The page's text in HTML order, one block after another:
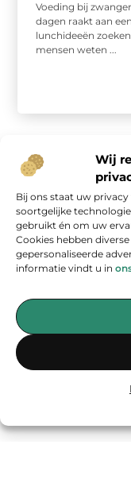
Wij
Bij ons staat uw
soortgelijke
gebruikt én om uw
Cookies hebben
gepersonaliseerde
informatie vindt u in
Voeding bij
dagen raakt aan
lunchideeën
mensen weten ...
Jouw bron voor
— Laat je inspireren
Begin
Onze